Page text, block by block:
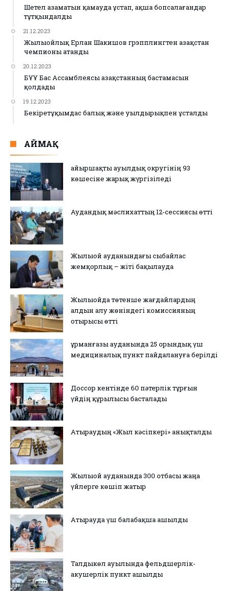
Шетел азаматын қамауда ұстап, ақша бопсалағандар
тұтқындалды
21.12.2023
Жылыойлық Ерлан Шакишов грэпплингтен Қазақстан
чемпионы атанды
20.12.2023
БҰҰ Бас Ассамблеясы Қазақстанның бастамасын
қолдады
19.12.2023
Бекіретұқымдас балық және уылдырықпен ұсталды
АЙМАҚ
Қайыршақты ауылдық округінің 93
көшесіне жарық жүргізіледі
Аудандық мәслихаттың 12-сессиясы өтті
Жылыой ауданындағы сыбайлас
жемқорлық – жіті бақылауда
Жылыойда төтенше жағдайлардың
алдын алу жөніндегі комиссияның
отырысы өтті
Құрманғазы ауданында 25 орындық үш
медициналық пункт пайдалануға берілді
Доссор кентінде 60 пәтерлік тұрғын
үйдің құрылысы басталады
Атыраудың «Жыл кәсіпкері» анықталды
Жылыой ауданында 300 отбасы жаңа
үйлерге көшіп жатыр
Атырауда үш балабақша ашылды
Талдыкөл ауылында фельдшерлік-
акушерлік пункт ашылды